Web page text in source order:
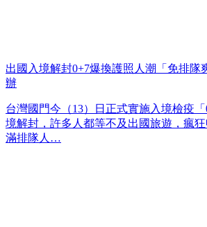
出國入境解封0+7爆換護照人潮「免排隊
辦
台灣國門今（13）日正式實施入境檢疫
境解封，許多人都等不及出國旅遊，瘋
滿排隊人…